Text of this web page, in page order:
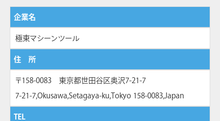
企業名
極東マシーンツール
住 所
〒158-0083 東京都世田谷区奥沢7-21-7
7-21-7,Okusawa,Setagaya-ku,Tokyo 158-0083,Japan
TEL